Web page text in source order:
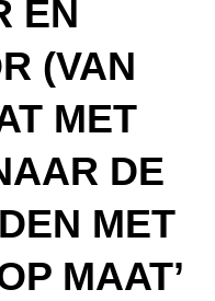
ÉN
(VAN
MET
DE
MET
MAAT’